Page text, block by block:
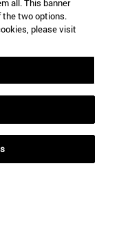
all. This banner
the two options.
please visit